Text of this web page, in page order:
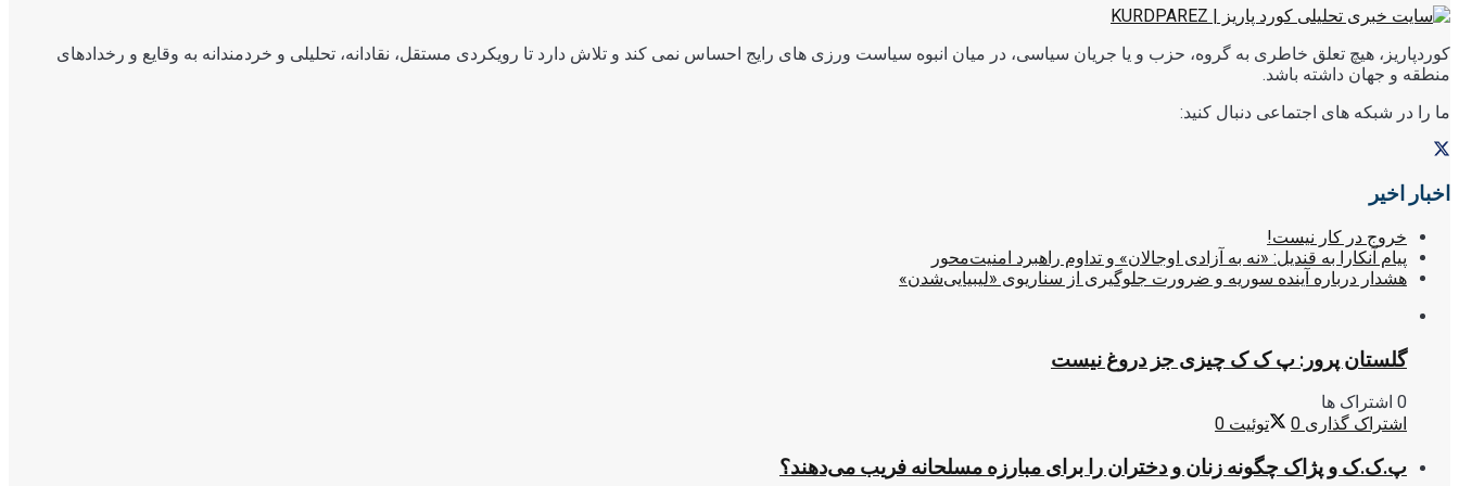
کوردپاریز، هیچ تعلق خاطری به گروه، حزب و یا جریان سیاسی، در میان انبوه سیاست ورزی های رایج احساس نمی کند و تلاش دارد تا رویکردی مستقل، نقادانه، تحلیلی و خردمندانه به وقایع و رخدادهای
منطقه و جهان داشته باشد.
ما را در شبکه های اجتماعی دنبال کنید:
اخبار اخیر
خروج در کار نیست!
پیام آنکارا به قندیل: «نه به آزادی اوجالان» و تداوم راهبرد امنیت‌محور
هشدار درباره آینده سوریه و ضرورت جلوگیری از سناریوی «لیبیایی‌شدن»
گلستان پرور: پ ک ک چیزی جز دروغ نیست
0 اشتراک ها
اشتراک گذاری 0 توئیت 0
پ.ک.ک و پژاک چگونه زنان و دختران را برای مبارزه مسلحانه فریب می‌دهند؟